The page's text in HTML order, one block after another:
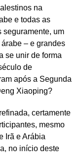
na
e todas as
seguramente, um
– e grandes
se unir de forma
de
após a Segunda
Xiaoping?
certamente
mesmo
Irã e Arábia
no início deste